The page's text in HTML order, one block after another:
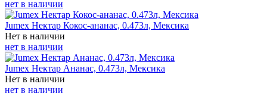
нет в наличии
Jumex Нектар Кокос-ананас, 0.473л, Мексика
Нет в наличии
нет в наличии
Jumex Нектар Ананас, 0.473л, Мексика
Нет в наличии
нет в наличии